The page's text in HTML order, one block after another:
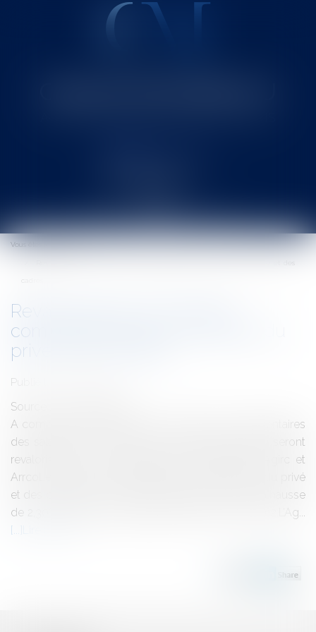
Ouvrir
le
menu
Vous êtes ici :
Revalorisation des retraites
complémentaires des salariés du
privé et des cadres
Publié le :
Source :
A compter du 1er avril 2012 les retraites complémentaires
des salariés du privé (Arrco) et des cadres (Agirc) seront
revalorisées de 2,30%.Retraite complémentaire Agirc et
ArrcoLes retraites complémentaires des salariés du privé
et des cadres (Arrco et Agirc) vont être revues à la hausse
de 2,30%.Cette mesure prendra effet le 1er avril 2012.L’Ag...